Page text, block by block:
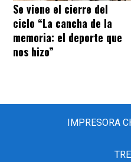
Se viene el cierre del
ciclo “La cancha de la
memoria: el deporte que
nos hizo”
IMPRESORA